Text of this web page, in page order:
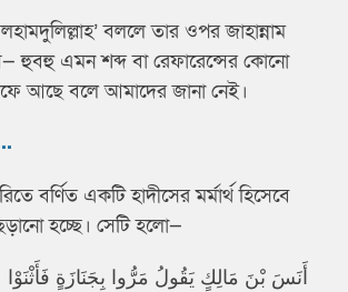
বললে তার ওপর জাহান্নাম
হুবহু এমন শব্দ বা রেফারেন্সের কোনো
আছে বলে আমাদের জানা নেই।
বর্ণিত একটি হাদীসের মর্মার্থ হিসেবে
হচ্ছে। সেটি হলো—
أَنَسَ بْنَ مَالِكٍ يَقُولُ مَرُّوا بِجَنَازَةٍ فَأَثْنَوْا